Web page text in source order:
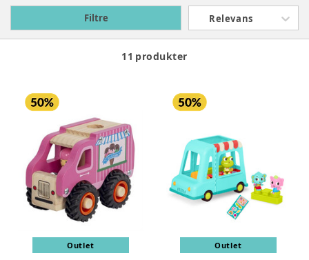
som Bruder, Siku og BRIO. Se hele vores udvalg af
legetøjsbiler og el biler til børn herunder.
Filtre Relevans
11 produkter
Outlet Outlet